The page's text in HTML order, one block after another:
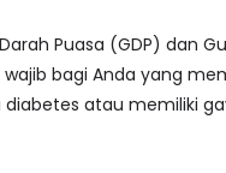
Puasa (GDP) dan
wajib bagi Anda yang
diabetes atau memiliki